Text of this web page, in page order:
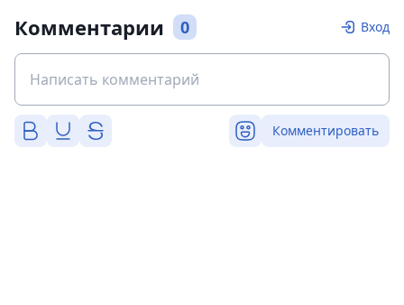
Комментарии 0 Вход
Комментировать